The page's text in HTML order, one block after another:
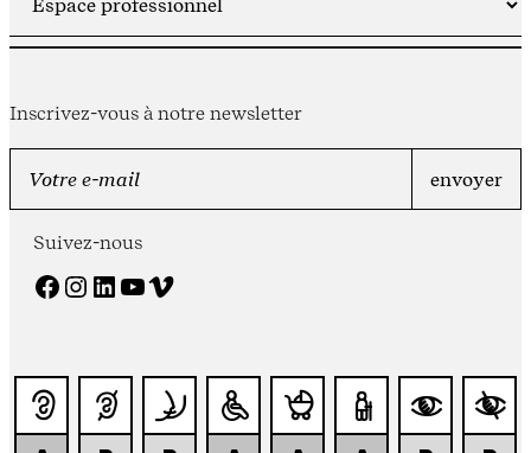
Inscrivez-vous à notre newsletter
Suivez-nous
Facebook Instagram LinkedIn YouTube Vimeo